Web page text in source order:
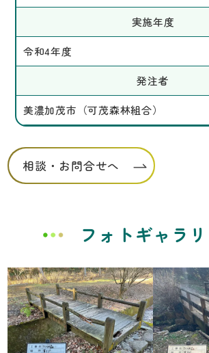
実施年度
令和4年度
発注者
美濃加茂市（可茂森林組合）
相談・お問合せへ
フォトギャラ